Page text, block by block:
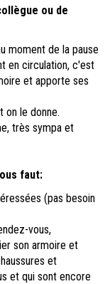
ou de
moment de la pause
en circulation, c'est
et apporte ses
on le donne.
très sympa et
faut:
(pas besoin
vous,
son armoire et
et
et qui sont encore